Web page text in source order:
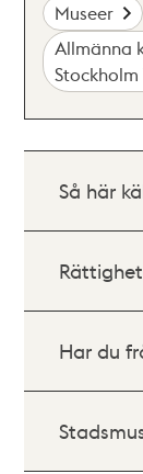
Museer
Allmänna
Stockholm
Så här
Har du